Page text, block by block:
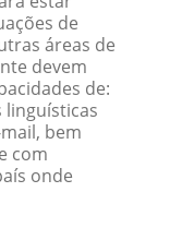
de
áreas de
devem
de:
linguísticas
bem
com
onde